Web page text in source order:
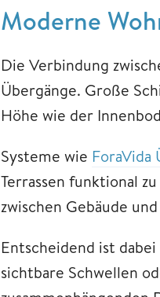
Moderne
Die Verbindung
Übergänge. Große
Höhe wie der
Systeme wie ForaVida
Terrassen funktional
zwischen Gebäude
Entscheidend ist
sichtbare Schwellen